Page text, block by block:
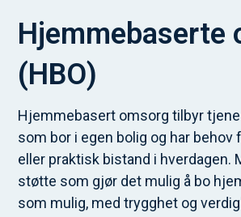
Hjemmebaserte
(HBO)
Hjemmebasert omsorg tilbyr
som bor i egen bolig og har behov
eller praktisk bistand i hverdagen.
støtte som gjør det mulig å bo
som mulig, med trygghet og